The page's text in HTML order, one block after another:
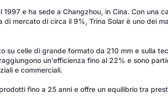
1997 e ha sede a Changzhou, in Cina. Con una
mercato di circa il 9%, Trina Solar è uno dei
su celle di grande formato da 210 mm e sulla
un'efficienza fino al 22% e sono
e commerciali.
fino a 25 anni e offre un equilibrio tra